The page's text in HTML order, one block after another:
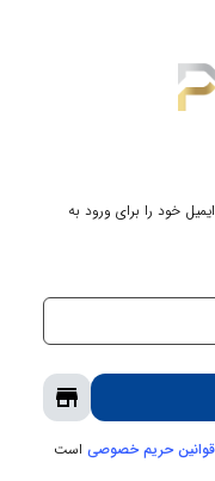
خود را برای ورود به
store
قوانین حریم‌ خصوصی است